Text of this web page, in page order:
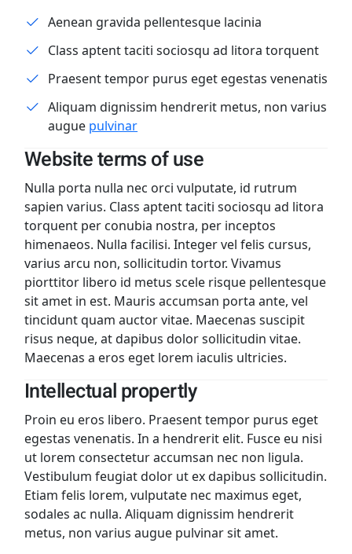
Aenean gravida pellentesque lacinia
Class aptent taciti sociosqu ad litora torquent
Praesent tempor purus eget egestas venenatis
Aliquam dignissim hendrerit metus, non varius
augue pulvinar
Website terms of use
Nulla porta nulla nec orci vulputate, id rutrum
sapien varius. Class aptent taciti sociosqu ad litora
torquent per conubia nostra, per inceptos
himenaeos. Nulla facilisi. Integer vel felis cursus,
varius arcu non, sollicitudin tortor. Vivamus
piorttitor libero id metus scele risque pellentesque
sit amet in est. Mauris accumsan porta ante, vel
tincidunt quam auctor vitae. Maecenas suscipit
risus neque, at dapibus dolor sollicitudin vitae.
Maecenas a eros eget lorem iaculis ultricies.
Intellectual propertly
Proin eu eros libero. Praesent tempor purus eget
egestas venenatis. In a hendrerit elit. Fusce eu nisi
ut lorem consectetur accumsan nec non ligula.
Vestibulum feugiat dolor ut ex dapibus sollicitudin.
Etiam felis lorem, vulputate nec maximus eget,
sodales ac nulla. Aliquam dignissim hendrerit
metus, non varius augue pulvinar sit amet.